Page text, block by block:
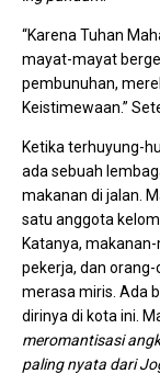
“Karena Tuhan
mayat-mayat
pembunuhan,
Keistimewaan.”
Ketika terhuyung-
ada sebuah
makanan di jalan.
satu anggota
Katanya,
pekerja, dan
merasa miris. Ada
dirinya di kota ini.
meromantisasi
paling nyata dari